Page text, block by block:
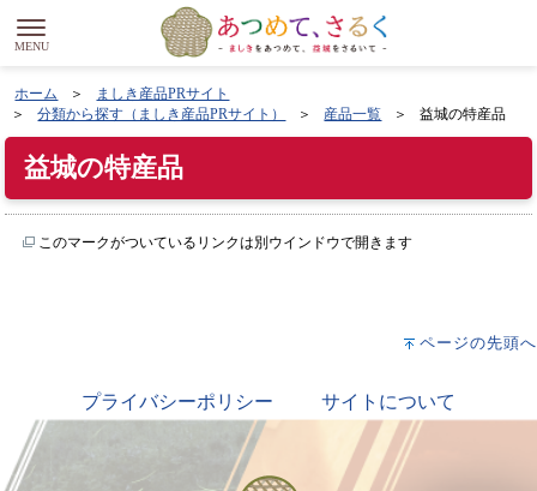
ホーム
ましき産品PRサイト
分類から探す（ましき産品PRサイト）
産品一覧 益城の特産品
益城の特産品
このマークがついているリンクは別ウインドウで開きます
ページの先頭へ
プライバシーポリシー サイトについて